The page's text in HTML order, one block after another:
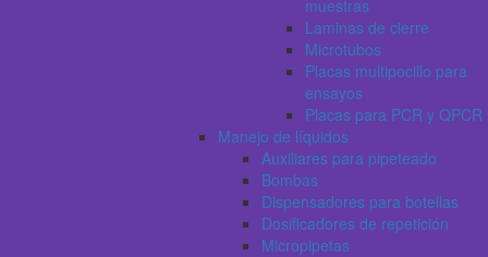
muestras
Laminas de cierre
Microtubos
Placas multipocillo para
ensayos
Placas para PCR y QPCR
Manejo de líquidos
Auxiliares para pipeteado
Bombas
Dispensadores para botellas
Dosificadores de repetición
Micropipetas